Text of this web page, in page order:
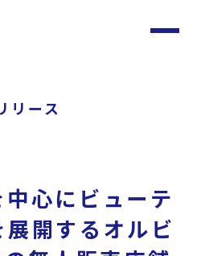
リース
心にビューテ
開するオルビ